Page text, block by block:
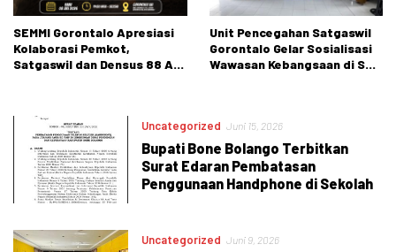
SEMMI Gorontalo Apresiasi
Kolaborasi Pemkot,
Satgaswil dan Densus 88 AT
Unit Pencegahan Satgaswil
Gorontalo Gelar Sosialisasi
Wawasan Kebangsaan di SMP
Uncategorized Juni 15, 2026
Bupati Bone Bolango Terbitkan
Surat Edaran Pembatasan
Penggunaan Handphone di Sekolah
Uncategorized Juni 9, 2026